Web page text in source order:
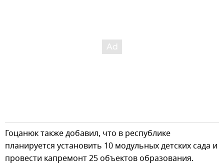
Гоцанюк также добавил, что в республике
планируется установить 10 модульных детских сада и
провести капремонт 25 объектов образования.